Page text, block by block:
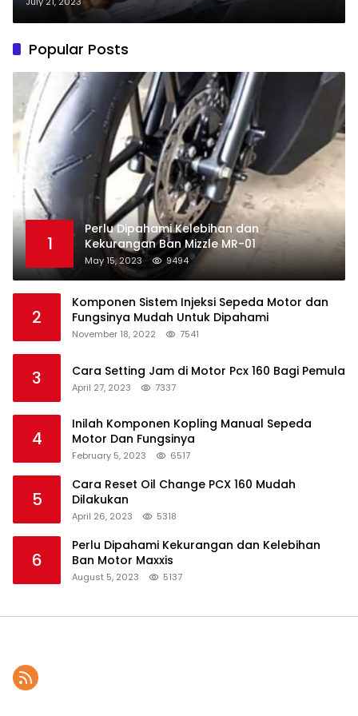
Popular Posts
1
Perlu Dipahami Kelebihan dan
Kekurangan Ban Mizzle MR-01
May 15, 2023 9494
2
Komponen Sistem Injeksi Sepeda Motor dan
Fungsinya Mudah Untuk Dipahami
November 18, 2022 7541
3 Cara Setting Jam di Motor Pcx 160 Bagi Pemula
April 27, 2023 7337
4
Inilah Komponen Kopling Manual Sepeda
Motor Dan Fungsinya
February 5, 2023 6517
5
Cara Reset Oil Change PCX 160 Mudah
Dilakukan
April 26, 2023 5318
6
Perlu Dipahami Kekurangan dan Kelebihan
Ban Motor Maxxis
August 5, 2023 5137